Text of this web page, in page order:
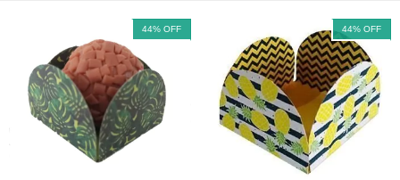
44% OFF 44% OFF